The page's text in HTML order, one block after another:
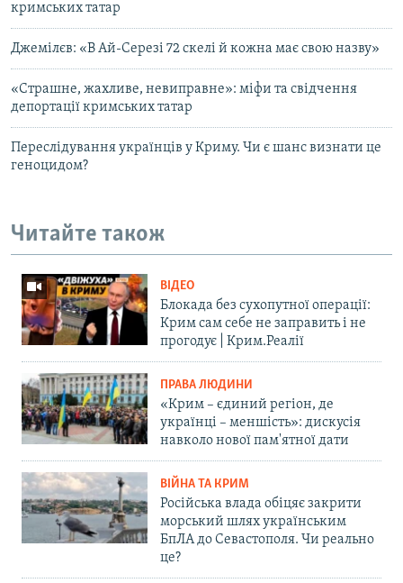
кримських татар
Джемілєв: «В Ай-Серезі 72 скелі й кожна має свою назву»
«Страшне, жахливе, невиправне»: міфи та свідчення
депортації кримських татар
Переслідування українців у Криму. Чи є шанс визнати це
геноцидом?
Читайте також
ВІДЕО
Блокада без сухопутної операції:
Крим сам себе не заправить і не
прогодує | Крим.Реалії
ПРАВА ЛЮДИНИ
«Крим – єдиний регіон, де
українці – меншість»: дискусія
навколо нової пам'ятної дати
ВІЙНА ТА КРИМ
Російська влада обіцяє закрити
морський шлях українським
БпЛА до Севастополя. Чи реально
це?